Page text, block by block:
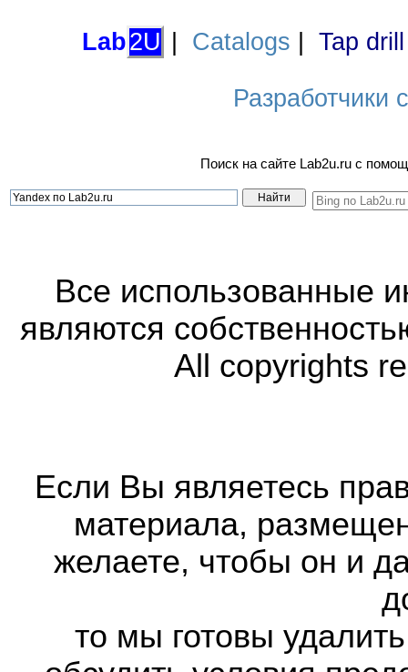
Lab2U Catalogs Tap
Разработчики
Поиск на сайте Lab2u.ru с
Все использованные
являются
All copyrights
Если Вы являетесь
материала,
желаете, чтобы он и
то мы готовы